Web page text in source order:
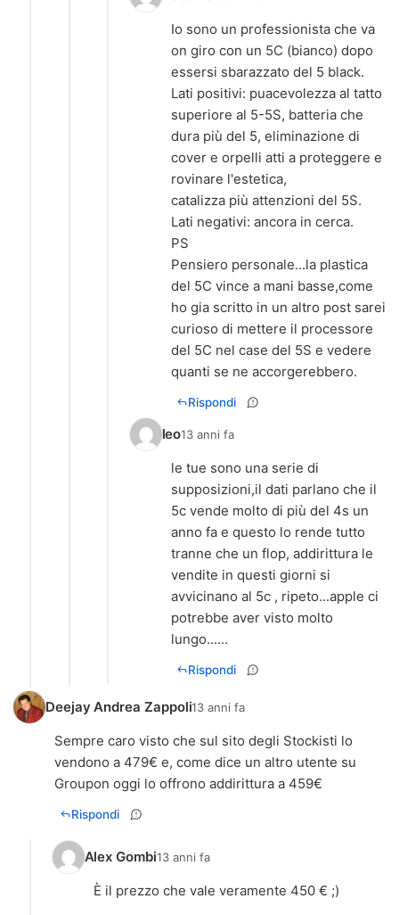
Io sono un professionista che va
on giro con un 5C (bianco) dopo
essersi sbarazzato del 5 black.
Lati positivi: puacevolezza al tatto
superiore al 5-5S, batteria che
dura più del 5, eliminazione di
cover e orpelli atti a proteggere e
rovinare l'estetica,
catalizza più attenzioni del 5S.
Lati negativi: ancora in cerca.
PS
Pensiero personale...la plastica
del 5C vince a mani basse,come
ho gia scritto in un altro post sarei
curioso di mettere il processore
del 5C nel case del 5S e vedere
quanti se ne accorgerebbero.
Rispondi
leo13 anni fa
le tue sono una serie di
supposizioni,il dati parlano che il
5c vende molto di più del 4s un
anno fa e questo lo rende tutto
tranne che un flop, addirittura le
vendite in questi giorni si
avvicinano al 5c , ripeto...apple ci
potrebbe aver visto molto
lungo......
Rispondi
Deejay Andrea Zappoli13 anni fa
Sempre caro visto che sul sito degli Stockisti lo
vendono a 479€ e, come dice un altro utente su
Groupon oggi lo offrono addirittura a 459€
Rispondi
Alex Gombi13 anni fa
È il prezzo che vale veramente 450 € ;)